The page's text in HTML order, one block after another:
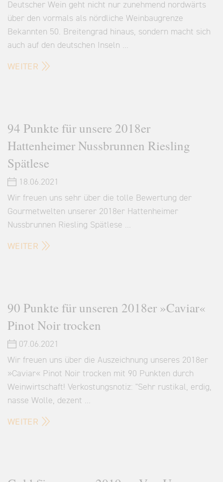
Deutscher Wein geht nicht nur zunehmend nordwärts
über den vormals als nördliche Weinbaugrenze
Bekannten 50. Breitengrad hinaus, sondern macht sich
auch auf den deutschen Inseln …
WEITER
94 Punkte für unsere 2018er
Hattenheimer Nussbrunnen Riesling
Spätlese
18.06.2021
Wir freuen uns sehr über die tolle Bewertung der
Gourmetwelten unserer 2018er Hattenheimer
Nussbrunnen Riesling Spätlese …
WEITER
90 Punkte für unseren 2018er »Caviar«
Pinot Noir trocken
07.06.2021
Wir freuen uns über die Auszeichnung unseres 2018er
»Caviar« Pinot Noir trocken mit 90 Punkten durch
Weinwirtschaft! Verkostungsnotiz: "Sehr rustikal, erdig,
nasse Wolle, dezent …
WEITER